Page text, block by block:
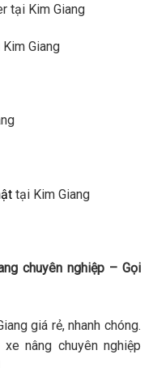
tại Kim Giang
Giang
tại Kim Giang
chuyên nghiệp – Gọi
giá rẻ, nhanh chóng.
nâng chuyên nghiệp